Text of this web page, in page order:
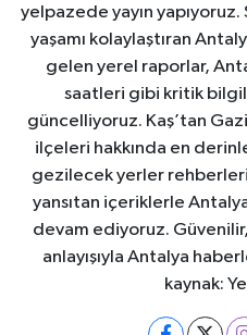
yelpazede yayın
yaşamı kolaylaştıran
gelen yerel raporlar,
saatleri gibi kritik
güncelliyoruz. Kaş’tan
ilçeleri hakkında en
gezilecek yerler rehberleri
yansıtan içeriklerle
devam ediyoruz.
anlayışıyla Antalya
kaynak: